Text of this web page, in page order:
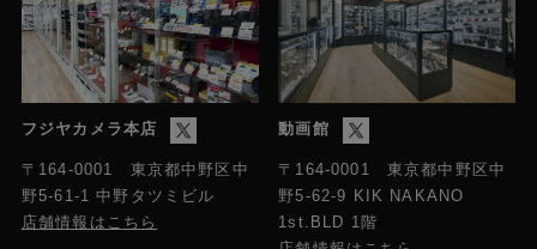
フジヤカメラ本店
〒164-0001 東京都中野区中
野5-61-1 中野タツミビル
店舗情報はこちら
動画館
〒164-0001 東京都中野区中
野5-62-9 KIK NAKANO
1st.BLD 1階